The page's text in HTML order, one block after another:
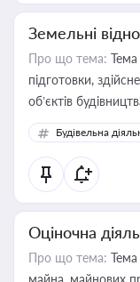
Земельні
Про що тема:
підготовки,
об’єктів
Будівельна
Оціночна
Про що тема:
майна, майнових